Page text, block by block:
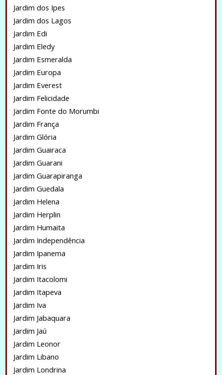
Jardim dos Ipes
Jardim dos Lagos
Jardim Edi
Jardim Eledy
Jardim Esmeralda
Jardim Europa
Jardim Everest
Jardim Felicidade
Jardim Fonte do Morumbi
Jardim França
Jardim Glória
Jardim Guairaca
Jardim Guarani
Jardim Guarapiranga
Jardim Guedala
Jardim Helena
Jardim Herplin
Jardim Humaita
Jardim Independência
Jardim Ipanema
Jardim Iris
Jardim Itacolomi
Jardim Itapeva
Jardim Iva
Jardim Jabaquara
Jardim Jaú
Jardim Leonor
Jardim Libano
Jardim Londrina